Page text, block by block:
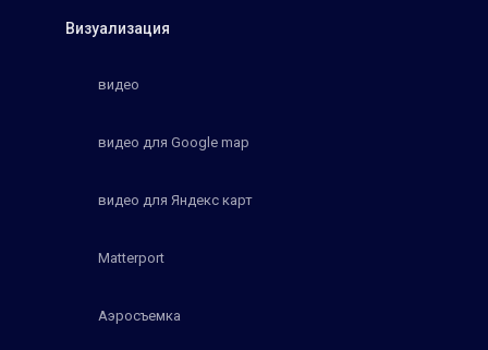
Визуализация
видео
видео для Google map
видео для Яндекс карт
Matterport
Аэросъемка